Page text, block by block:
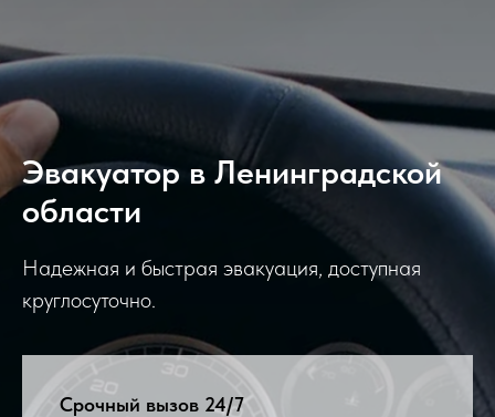
Эвакуатор в Ленинградской
области
Надежная и быстрая эвакуация, доступная
круглосуточно.
Срочный вызов 24/7